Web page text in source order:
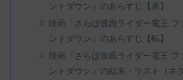
ントダウン』のあらすじ【承】
映画『さらば仮面ライダー電王 フ
ントダウン』のあらすじ【転】
映画『さらば仮面ライダー電王 フ
ントダウン』の結末・ラスト（ネ